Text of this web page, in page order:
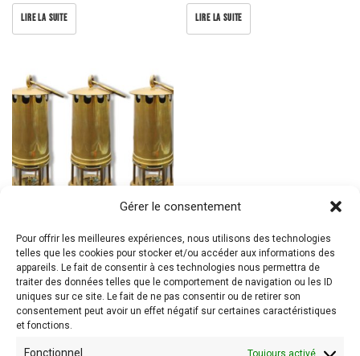
Gérer le consentement
Pour offrir les meilleures expériences, nous utilisons des technologies
telles que les cookies pour stocker et/ou accéder aux informations des
appareils. Le fait de consentir à ces technologies nous permettra de
traiter des données telles que le comportement de navigation ou les ID
uniques sur ce site. Le fait de ne pas consentir ou de retirer son
consentement peut avoir un effet négatif sur certaines caractéristiques
et fonctions.
Fonctionnel Toujours activé
LIRE LA SUITE LIRE LA SUITE
Objets liés au travail de la mine
LIRE LA SUITE